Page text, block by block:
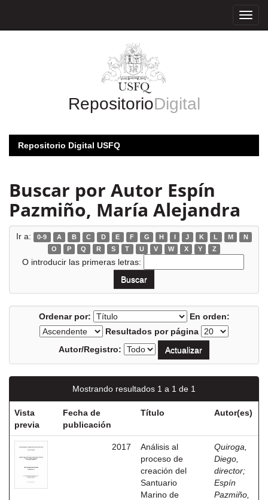
RepositorioDigital
Repositorio Digital USFQ
Buscar por Autor Espín
Pazmiño, María Alejandra
Ir a: 0-9 A B C D E F G H I J K L M
N
O
P Q R S T U V W X Y Z
O introducir las primeras letras:
Ordenar por:
En orden:
Resultados por página
Autor/Registro:
Mostrando resultados 1 a 1 de 1
Vista
previa
Fecha de
publicación
Título Autor(es)
2017
Análisis al
proceso de
creación del
Santuario
Marino de
Quiroga,
Diego,
director;
Espín
Pazmiño,